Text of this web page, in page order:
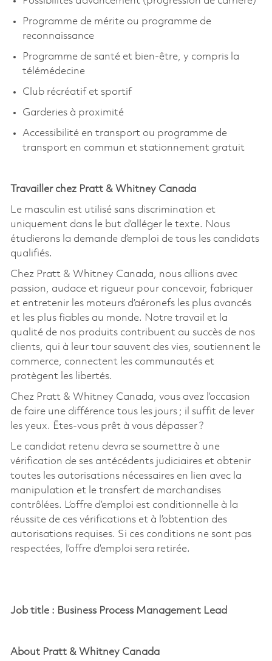
Programme de mérite ou programme de
reconnaissance
Programme de santé et bien-être, y compris la
télémédecine
Club récréatif et sportif
Garderies à proximité
Accessibilité en transport ou programme de
transport en commun et stationnement gratuit
Travailler chez Pratt & Whitney Canada
Le masculin est utilisé sans discrimination et
uniquement dans le but d’alléger le texte. Nous
étudierons la demande d’emploi de tous les candidats
qualifiés.
Chez Pratt & Whitney Canada, nous allions avec
passion, audace et rigueur pour concevoir, fabriquer
et entretenir les moteurs d’aéronefs les plus avancés
et les plus fiables au monde. Notre travail et la
qualité de nos produits contribuent au succès de nos
clients, qui à leur tour sauvent des vies, soutiennent le
commerce, connectent les communautés et
protègent les libertés.
Chez Pratt & Whitney Canada, vous avez l’occasion
de faire une différence tous les jours ; il suffit de lever
les yeux. Êtes-vous prêt à vous dépasser ?
Le candidat retenu devra se soumettre à une
vérification de ses antécédents judiciaires et obtenir
toutes les autorisations nécessaires en lien avec la
manipulation et le transfert de marchandises
contrôlées. L’offre d’emploi est conditionnelle à la
réussite de ces vérifications et à l’obtention des
autorisations requises. Si ces conditions ne sont pas
respectées, l’offre d’emploi sera retirée.
Job title : Business Process Management Lead
About Pratt & Whitney Canada